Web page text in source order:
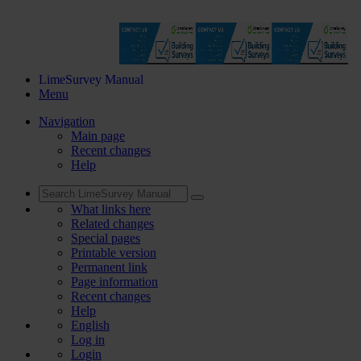
LimeSurvey Manual
Menu
Navigation
Main page
Recent changes
Help
What links here
Related changes
Special pages
Printable version
Permanent link
Page information
Recent changes
Help
English
Log in
Login